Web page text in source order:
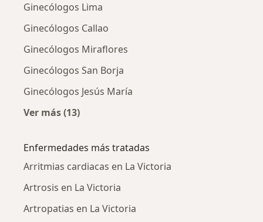
Ginecólogos Lima
Ginecólogos Callao
Ginecólogos Miraflores
Ginecólogos San Borja
Ginecólogos Jesús María
Ver más (13)
Enfermedades más tratadas
Arritmias cardiacas en La Victoria
Artrosis en La Victoria
Artropatias en La Victoria